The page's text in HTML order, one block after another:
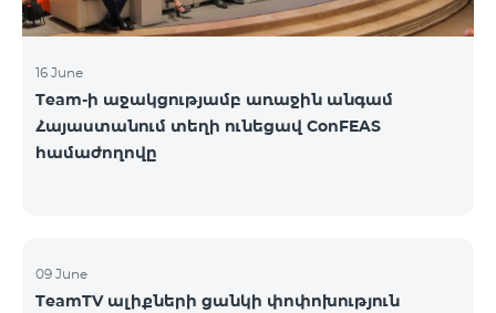
16 June
Team-ի աջակցությամբ առաջին անգամ
Հայաստանում տեղի ունեցավ ConFEAS
համաժողովը
09 June
TeamTV ալիքների ցանկի փոփոխություն